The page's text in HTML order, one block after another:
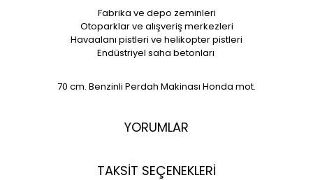
Fabrika ve depo zeminleri
Otoparklar ve alışveriş merkezleri
Havaalanı pistleri ve helikopter pistleri
Endüstriyel saha betonları
70 cm. Benzinli Perdah Makinası Honda mot.
YORUMLAR
TAKSİT SEÇENEKLERİ